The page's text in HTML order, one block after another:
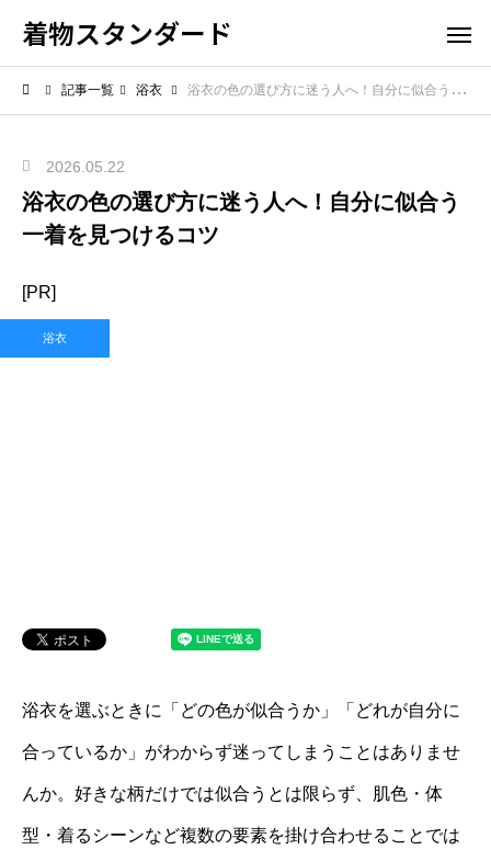
着物スタンダード
記事一覧 浴衣 浴衣の色の選び方に迷う人へ！自分に似合う一着を見つけるコツ
2026.05.22
浴衣の色の選び方に迷う人へ！自分に似合う
一着を見つけるコツ
[PR]
浴衣
浴衣を選ぶときに「どの色が似合うか」「どれが自分に
合っているか」がわからず迷ってしまうことはありませ
んか。好きな柄だけでは似合うとは限らず、肌色・体
型・着るシーンなど複数の要素を掛け合わせることでは